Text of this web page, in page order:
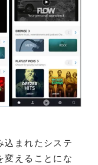
込まれたシステ
変えることにな